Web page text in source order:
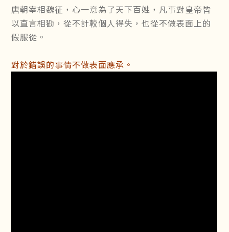
唐朝宰相魏征，心一意為了天下百姓，凡事對皇帝皆
以直言相勸，從不計較個人得失，也從不做表面上的
假服從。
對於錯誤的事情不做表面應承。